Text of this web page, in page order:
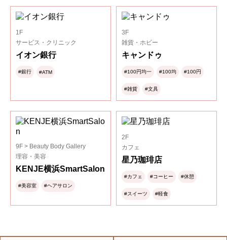
1F
サービス・クリニック
イオン銀行
#銀行 #ATM
3F
雑貨・ホビー
キャンドゥ
#100円均一 #100均 #100円
#雑貨 #文具
9F > Beauty Body Gallery
理容・美容
KENJE横浜SmartSalon
#美容室 #ヘアサロン
2F
カフェ
星乃珈琲店
#カフェ #コーヒー #休憩
#スイーツ #軽食